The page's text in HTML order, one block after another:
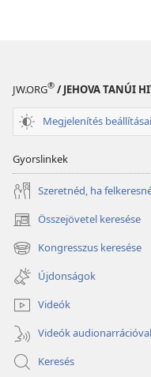
JW.ORG® / JEHOVA TANÚI
Megjelenítés beállításai
Gyorslinkek
Szeretnéd, ha
Összejövetel keresése
(opens
new
window)
Kongresszus keresése
(opens
new
window)
Újdonságok
Videók
Videók audionarrációval
Keresés